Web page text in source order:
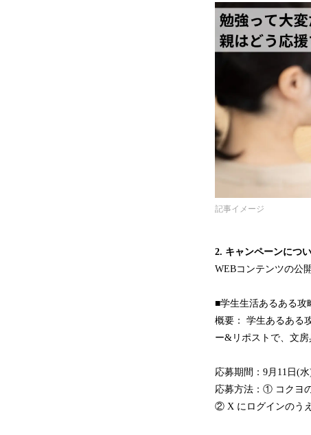
記事イメージ
2. キャンペーンにつ
WEBコンテンツの公
■学生生活あるある攻
概要： 学生あるある
ー&リポストで、文房
応募期間：9月11日(
応募方法：① コクヨ
② X にログインのう